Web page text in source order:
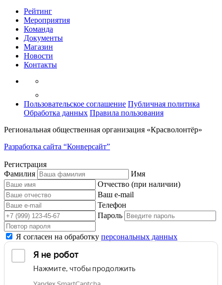
Рейтинг
Мероприятия
Команда
Документы
Магазин
Новости
Контакты
Пользовательское соглашение Публичная политика
Обработка данных Правила пользования
Региональная общественная организация «Красволонтёр»
Разработка сайта “Конверсайт”
Регистрация
Фамилия
Имя
Отчество (при наличии)
Ваш e-mail
Телефон
Пароль
Я согласен на обработку персональных данных